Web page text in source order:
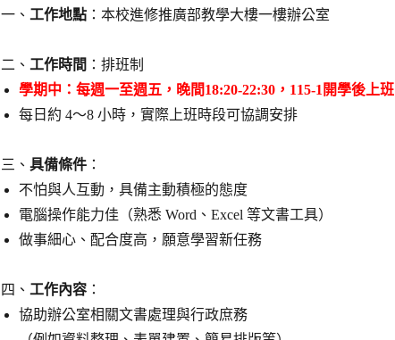
一、 工作地點 ：本校進修推廣部教學大樓一樓辦公室
二、 工作時間 ：排班制
學期中 ：每週一至週五，晚間18:20-22:30，115-1開學後上班
每日約 4～8 小時，實際上班時段可協調安排
三、 具備條件 ：
不怕與人互動，具備主動積極的態度
電腦操作能力佳（熟悉 Word、Excel 等文書工具）
做事細心、配合度高，願意學習新任務
四、 工作內容 ：
協助辦公室相關文書處理與行政庶務